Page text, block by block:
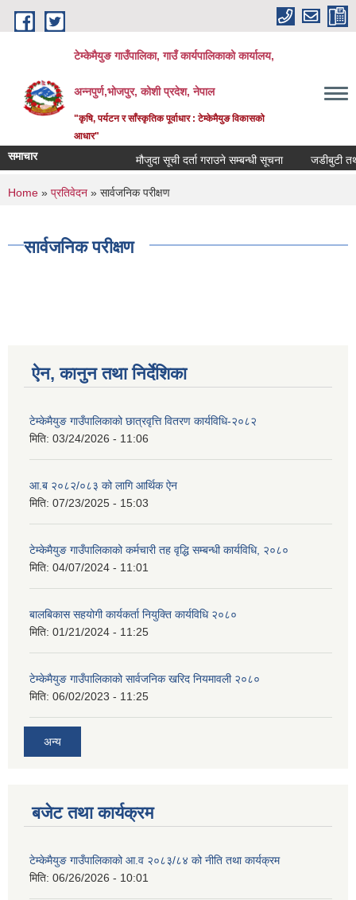
Skip to main content
टेम्केमैयुङ गाउँपालिका, गाउँ कार्यपालिकाको कार्यालय,
अन्नपुर्ण,भोजपुर, कोशी प्रदेश, नेपाल
"कृषि, पर्यटन र साँस्कृतिक पूर्वाधार : टेम्केमैयुङ विकासको
आधार"
समाचार मौजुदा सूची दर्ता गराउने सम्बन्धी सूचना जडीबुटी
You are here
Home » प्रतिवेदन » सार्वजनिक परीक्षण
सार्वजनिक परीक्षण
ऐन, कानुन तथा निर्देशिका
टेम्केमैयुङ गाउँपालिकाको छात्रवृत्ति वितरण कार्यविधि-२०८२
मिति: 03/24/2026 - 11:06
आ.ब २०८२/०८३ को लागि आर्थिक ऐन
मिति: 07/23/2025 - 15:03
टेम्केमैयुङ गाउँपालिकाको कर्मचारी तह वृद्धि सम्बन्धी कार्यविधि, २०८०
मिति: 04/07/2024 - 11:01
बालबिकास सहयोगी कार्यकर्ता नियुक्ति कार्यविधि २०८०
मिति: 01/21/2024 - 11:25
टेम्केमैयुङ गाउँपालिकाको सार्वजनिक खरिद नियमावली २०८०
मिति: 06/02/2023 - 11:25
अन्य
बजेट तथा कार्यक्रम
टेम्केमैयुङ गाउँपालिकाको आ.व २०८३/८४ को नीति तथा कार्यक्रम
मिति: 06/26/2026 - 10:01